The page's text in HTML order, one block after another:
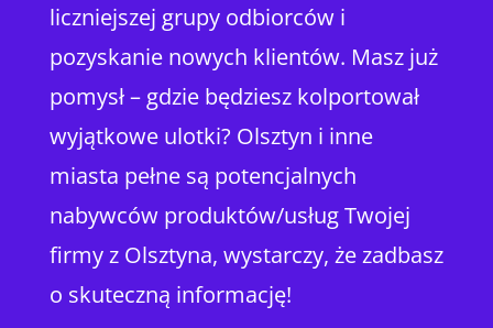
liczniejszej grupy odbiorców i
pozyskanie nowych klientów. Masz już
pomysł – gdzie będziesz kolportował
wyjątkowe ulotki? Olsztyn i inne
miasta pełne są potencjalnych
nabywców produktów/usług Twojej
firmy z Olsztyna, wystarczy, że zadbasz
o skuteczną informację!